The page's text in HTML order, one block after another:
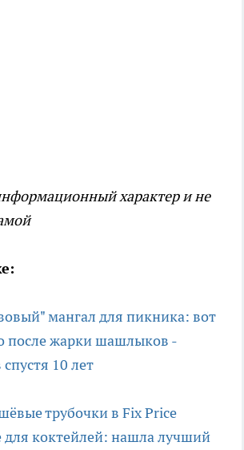
характер и не
мангал для пикника: вот
после жарки шашлыков -
10 лет
трубочки в Fix Price
для коктейлей: нашла лучший